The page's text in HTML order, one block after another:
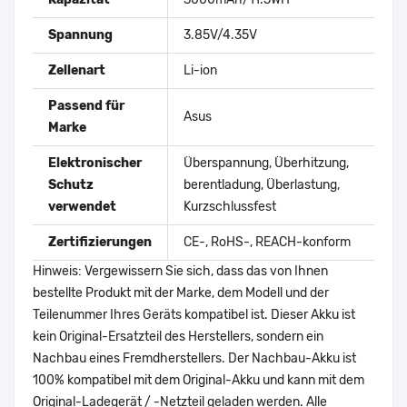
Spannung 3.85V/4.35V
Zellenart Li-ion
Passend für
Marke
Asus
Elektronischer
Schutz
verwendet
Überspannung, Überhitzung,
berentladung, Überlastung,
Kurzschlussfest
Zertifizierungen
CE-, RoHS-, REACH-konform
Hinweis: Vergewissern Sie sich, dass das von Ihnen
bestellte Produkt mit der Marke, dem Modell und der
Teilenummer Ihres Geräts kompatibel ist. Dieser Akku ist
kein Original-Ersatzteil des Herstellers, sondern ein
Nachbau eines Fremdherstellers. Der Nachbau-Akku ist
100% kompatibel mit dem Original-Akku und kann mit dem
Original-Ladegerät / -Netzteil geladen werden. Alle